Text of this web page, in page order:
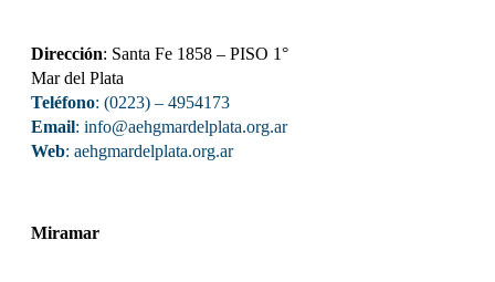
Dirección: Santa Fe 1858 – PISO 1°
Mar del Plata
Teléfono: (0223) – 4954173
Email: info@aehgmardelplata.org.ar
Web: aehgmardelplata.org.ar
Miramar